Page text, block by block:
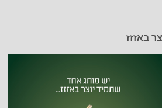
באזזז